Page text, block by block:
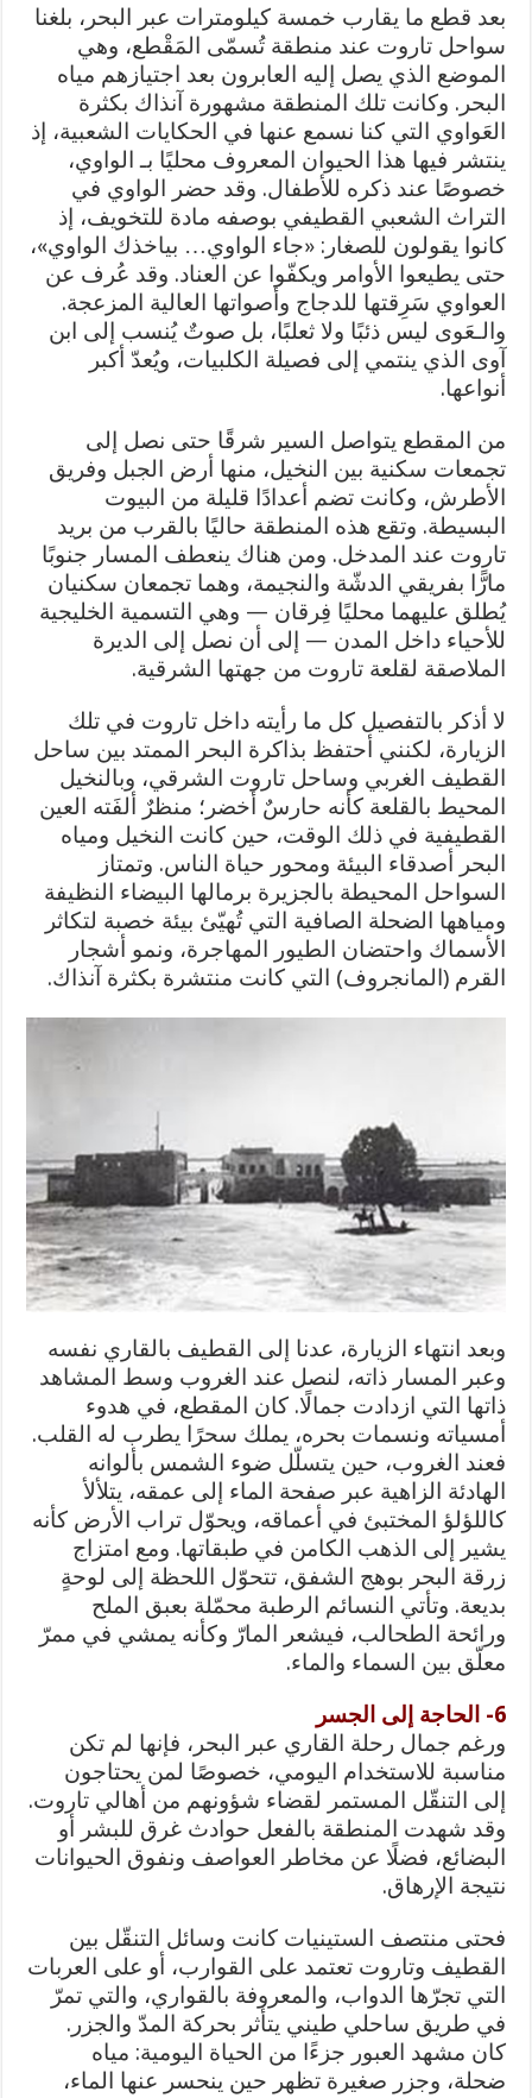
بعد قطع ما يقارب خمسة كيلومترات عبر البحر، بلغنا
سواحل تاروت عند منطقة تُسمّى المَقْطع، وهي
الموضع الذي يصل إليه العابرون بعد اجتيازهم مياه
البحر. وكانت تلك المنطقة مشهورة آنذاك بكثرة
العَواوي التي كنا نسمع عنها في الحكايات الشعبية، إذ
ينتشر فيها هذا الحيوان المعروف محليًا بـ الواوي،
خصوصًا عند ذكره للأطفال. وقد حضر الواوي في
التراث الشعبي القطيفي بوصفه مادة للتخويف، إذ
كانوا يقولون للصغار: «جاء الواوي… بياخذك الواوي»،
حتى يطيعوا الأوامر ويكفّوا عن العناد. وقد عُرف عن
العواوي سَرِقتها للدجاج وأصواتها العالية المزعجة.
والـعَوى ليس ذئبًا ولا ثعلبًا، بل صوتٌ يُنسب إلى ابن
آوى الذي ينتمي إلى فصيلة الكلبيات، ويُعدّ أكبر
أنواعها.
من المقطع يتواصل السير شرقًا حتى نصل إلى
تجمعات سكنية بين النخيل، منها أرض الجبل وفريق
الأطرش، وكانت تضم أعدادًا قليلة من البيوت
البسيطة. وتقع هذه المنطقة حاليًا بالقرب من بريد
تاروت عند المدخل. ومن هناك ينعطف المسار جنوبًا
مارًّا بفريقي الدشّة والنجيمة، وهما تجمعان سكنيان
يُطلق عليهما محليًا فِرقان — وهي التسمية الخليجية
للأحياء داخل المدن — إلى أن نصل إلى الديرة
الملاصقة لقلعة تاروت من جهتها الشرقية.
لا أذكر بالتفصيل كل ما رأيته داخل تاروت في تلك
الزيارة، لكنني أحتفظ بذاكرة البحر الممتد بين ساحل
القطيف الغربي وساحل تاروت الشرقي، وبالنخيل
المحيط بالقلعة كأنه حارسٌ أخضر؛ منظرٌ ألفَته العين
القطيفية في ذلك الوقت، حين كانت النخيل ومياه
البحر أصدقاء البيئة ومحور حياة الناس. وتمتاز
السواحل المحيطة بالجزيرة برمالها البيضاء النظيفة
ومياهها الضحلة الصافية التي تُهيّئ بيئة خصبة لتكاثر
الأسماك واحتضان الطيور المهاجرة، ونمو أشجار
القرم (المانجروف) التي كانت منتشرة بكثرة آنذاك.
وبعد انتهاء الزيارة، عدنا إلى القطيف بالقاري نفسه
وعبر المسار ذاته، لنصل عند الغروب وسط المشاهد
ذاتها التي ازدادت جمالًا. كان المقطع، في هدوء
أمسياته ونسمات بحره، يملك سحرًا يطرب له القلب.
فعند الغروب، حين يتسلّل ضوء الشمس بألوانه
الهادئة الزاهية عبر صفحة الماء إلى عمقه، يتلألأ
كاللؤلؤ المختبئ في أعماقه، ويحوّل تراب الأرض كأنه
يشير إلى الذهب الكامن في طبقاتها. ومع امتزاج
زرقة البحر بوهج الشفق، تتحوّل اللحظة إلى لوحةٍ
بديعة. وتأتي النسائم الرطبة محمّلة بعبق الملح
ورائحة الطحالب، فيشعر المارّ وكأنه يمشي في ممرّ
معلّق بين السماء والماء.
6- الحاجة إلى الجسر
ورغم جمال رحلة القاري عبر البحر، فإنها لم تكن
مناسبة للاستخدام اليومي، خصوصًا لمن يحتاجون
إلى التنقّل المستمر لقضاء شؤونهم من أهالي تاروت.
وقد شهدت المنطقة بالفعل حوادث غرق للبشر أو
البضائع، فضلًا عن مخاطر العواصف ونفوق الحيوانات
نتيجة الإرهاق.
فحتى منتصف الستينيات كانت وسائل التنقّل بين
القطيف وتاروت تعتمد على القوارب، أو على العربات
التي تجرّها الدواب، والمعروفة بالقواري، والتي تمرّ
في طريق ساحلي طيني يتأثر بحركة المدّ والجزر.
كان مشهد العبور جزءًا من الحياة اليومية: مياه
ضحلة، وجزر صغيرة تظهر حين ينحسر عنها الماء،